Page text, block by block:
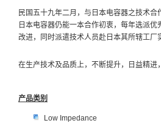
民国五十九年二月，与日本电容器之技术
日本电容器仍能一本合作初衷，每年选派
改进，同时派遣技术人员赴日本其所辖工厂
在生产技术及品质上，不断提升，日益精进
产品类别
Low Impedance